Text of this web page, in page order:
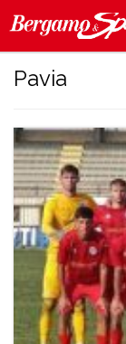
Pavia